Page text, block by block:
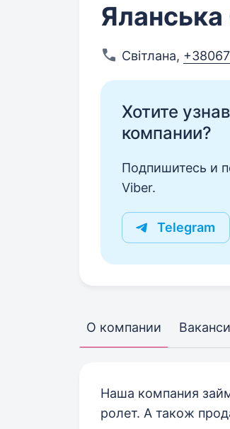
Світлана,
Хотите
компании?
Подпишитесь и
Viber.
Telegram
О компании
Наша компания
ролет. А також